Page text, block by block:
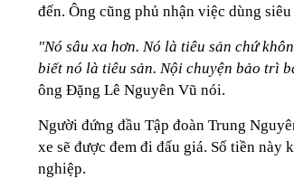
đến. Ông cũng phủ nhận việc dùng
"Nó sâu xa hơn. Nó là tiêu sản chứ
biết nó là tiêu sản. Nội chuyện bảo trì
ông Đặng Lê Nguyên Vũ nói.
Người đứng đầu Tập đoàn Trung
xe sẽ được đem đi đấu giá. Số tiền
nghiệp.